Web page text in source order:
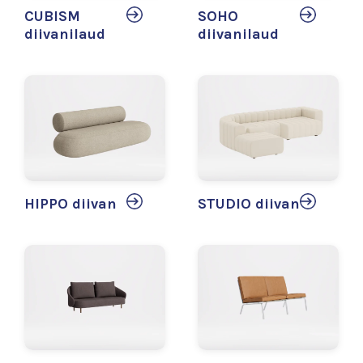
CUBISM
diivanilaud
SOHO
diivanilaud
HIPPO diivan STUDIO diivan